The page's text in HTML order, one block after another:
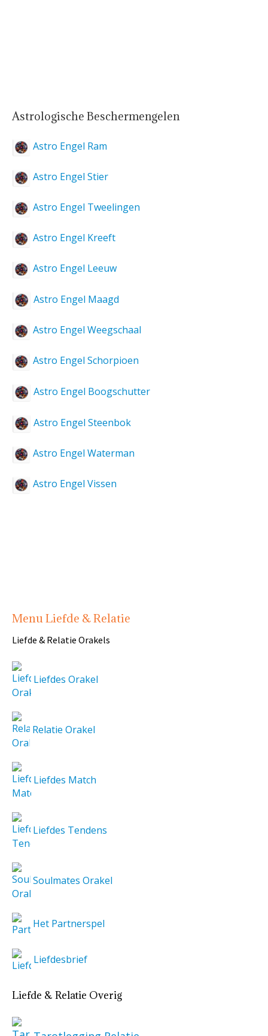
Astrologische Beschermengelen
Astro Engel Ram
Astro Engel Stier
Astro Engel Tweelingen
Astro Engel Kreeft
Astro Engel Leeuw
Astro Engel Maagd
Astro Engel Weegschaal
Astro Engel Schorpioen
Astro Engel Boogschutter
Astro Engel Steenbok
Astro Engel Waterman
Astro Engel Vissen
Menu Liefde & Relatie
Liefde & Relatie Orakels
Liefdes Orakel
Relatie Orakel
Liefdes Match
Liefdes Tendens
Soulmates Orakel
Het Partnerspel
Liefdesbrief
Liefde & Relatie Overig